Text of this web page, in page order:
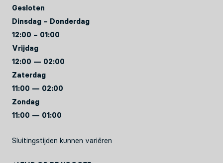
Gesloten
Dinsdag – Donderdag
12:00 – 01:00
Vrijdag
12:00 — 02:00
Zaterdag
11:00 — 02:00
Zondag
11:00 — 01:00
Sluitingstijden kunnen variëren